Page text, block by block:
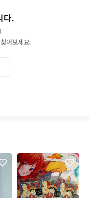
다.
아보세요.